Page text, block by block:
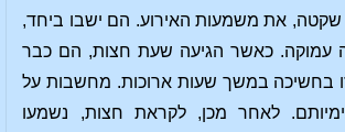
את משמעות האירוע. הם ישבו ביחד,
עמוקה. כאשר הגיעה שעת חצות, הם כבר
בחשיכה במשך שעות ארוכות. מחשבות על
לאחר מכן, לקראת חצות, נשמעו